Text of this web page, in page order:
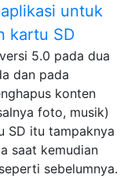
untuk
kartu SD
5.0 pada dua
dan pada
konten
foto, musik)
SD itu tampaknya
saat kemudian
sebelumnya.